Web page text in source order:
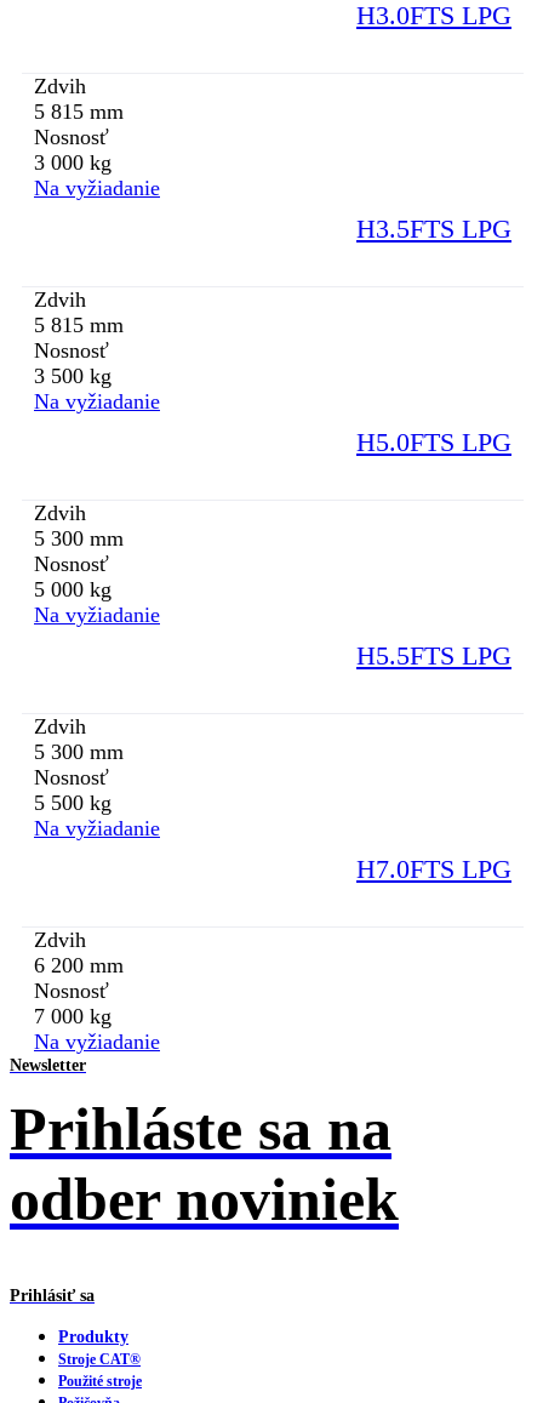
H3.0FTS LPG
Zdvih
5 815 mm
Nosnosť
3 000 kg
Na vyžiadanie
H3.5FTS LPG
Zdvih
5 815 mm
Nosnosť
3 500 kg
Na vyžiadanie
H5.0FTS LPG
Zdvih
5 300 mm
Nosnosť
5 000 kg
Na vyžiadanie
H5.5FTS LPG
Zdvih
5 300 mm
Nosnosť
5 500 kg
Na vyžiadanie
H7.0FTS LPG
Zdvih
6 200 mm
Nosnosť
7 000 kg
Na vyžiadanie
Newsletter
Prihláste sa na
odber noviniek
Prihlásiť sa
Produkty
Stroje CAT®
Použité stroje